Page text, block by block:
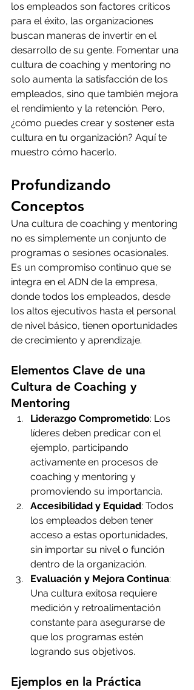
los empleados son factores críticos
para el éxito, las organizaciones
buscan maneras de invertir en el
desarrollo de su gente. Fomentar una
cultura de coaching y mentoring no
solo aumenta la satisfacción de los
empleados, sino que también mejora
el rendimiento y la retención. Pero,
¿cómo puedes crear y sostener esta
cultura en tu organización? Aquí te
muestro cómo hacerlo.
Profundizando
Conceptos
Una cultura de coaching y mentoring
no es simplemente un conjunto de
programas o sesiones ocasionales.
Es un compromiso continuo que se
integra en el ADN de la empresa,
donde todos los empleados, desde
los altos ejecutivos hasta el personal
de nivel básico, tienen oportunidades
de crecimiento y aprendizaje.
Elementos Clave de una
Cultura de Coaching y
Mentoring
Liderazgo Comprometido: Los
líderes deben predicar con el
ejemplo, participando
activamente en procesos de
coaching y mentoring y
promoviendo su importancia.
Accesibilidad y Equidad: Todos
los empleados deben tener
acceso a estas oportunidades,
sin importar su nivel o función
dentro de la organización.
Evaluación y Mejora Continua:
Una cultura exitosa requiere
medición y retroalimentación
constante para asegurarse de
que los programas estén
logrando sus objetivos.
Ejemplos en la Práctica